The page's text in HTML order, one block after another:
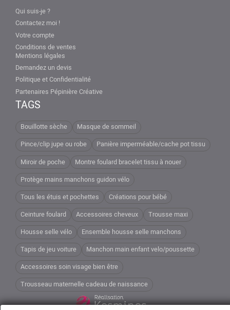
Qui suis-je ?
Contactez moi !
Votre compte
Conditions de ventes
Mentions légales
Demandez un devis
Politique et Confidentialité
Partenaires Pépinière Créative
TAGS
Bouillotte sèche
Masque de sommeil
Pince/clip jupe ou robe
Panière imperméable/cache pot tissu
Miroir de poche
Montre foulard bracelet tissu à nouer
Protège mains manchons guidon vélo
Tous les étuis et pochettes
Créations pour bébé
Ceinture foulard
Accessoires cheveux
Trousse maxi
Housse selle vélo
Ensemble housse selle manchons
Tapis de jeu voiture
Manchon main enfant velo/poussette
Accessoires soin visage bien être
Trousseau maternelle cadeau de naissance